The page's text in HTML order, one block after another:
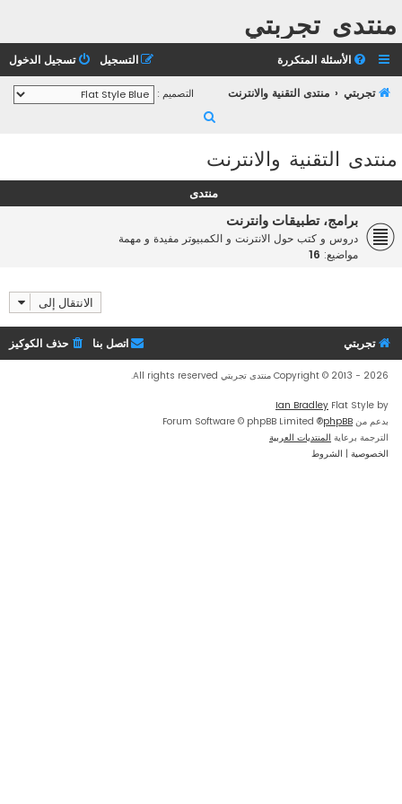
منتدى تجربتي
الأسئلة المتكررة تسجيل الدخول التسجيل
تجربتي منتدى التقنية والانترنت التصميم :
منتدى التقنية والانترنت
منتدى
برامج، تطبيقات وانترنت
دروس و كتب حول الانترنت و الكمبيوتر مفيدة و مهمة
مواضيع: 16
الانتقال إلى
تجربتي حذف الكوكيز اتصل بنا
Copyright © 2013 - 2026 منتدى تجربتي All rights reserved.
Flat Style by
Ian Bradley
بدعم من phpBB
® Forum Software © phpBB Limited
الترجمة برعاية المنتديات العربية
الخصوصية | الشروط